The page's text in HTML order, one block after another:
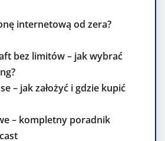
internetową od zera?
bez limitów – jak wybrać
– jak założyć i gdzie kupić
– kompletny poradnik